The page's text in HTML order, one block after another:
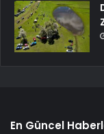
En Güncel